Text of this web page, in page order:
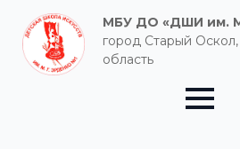
МБУ ДО «ДШИ им.
город Старый
область